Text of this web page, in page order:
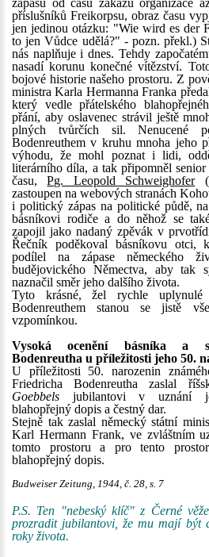
zápasu od času zákazů organizace
příslušníků Freikorpsu, obraz času
jen jedinou otázku: "Wie wird es der
to jen Vůdce udělá?" - pozn. překl.)
nás naplňuje i dnes. Tehdy
nasadí korunu konečné vítězství.
bojové historie našeho prostoru. Z
ministra Karla Hermanna Franka
který vedle přátelského
přání, aby oslavenec strávil ještě
plných tvůrčích sil. Nenucené
Bodenreuthem v kruhu mnoha jeho
výhodu, že mohl poznat i lidi,
literárního díla, a tak připomněl
času,Pg. Leopold Schweighofer
zastoupen na webových stranách
i politický zápas na politické půdě,
básníkovi rodiče a do něhož se
zapojil jako nadaný zpěvák v
Řečník poděkoval básníkovu otci,
podílel na zápase německého
budějovického Němectva, aby
naznačil směr jeho dalšího života.
Tyto krásné, žel rychle
Bodenreuthem stanou se jistě
vzpomínkou.
Vysoká ocenění básníka a
Bodenreutha u příležitosti jeho 50.
U příležitosti 50. narozenin
Friedricha Bodenreutha zaslal
Goebbels jubilantovi v uznání
blahopřejný dopis a čestný dar.
Stejně tak zaslal německý státní
Karl Hermann Frank, ve zvláštním
tomto prostoru a pro tento prostor
blahopřejný dopis.
Budweiser Zeitung, 1944, č. 28, s. 7
P.S. Ten "nebeský klíč" z Černé
prozradit jubilantovi, že mu mají být
roky života.